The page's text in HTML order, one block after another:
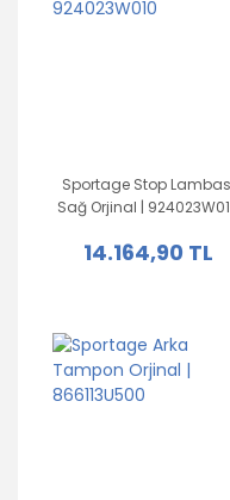
Sportage Stop
Sağ Orjinal |
14.164,90 TL